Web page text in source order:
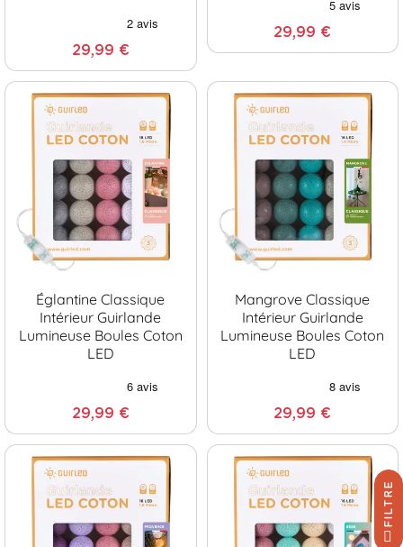
29,99 €
29,99 €
Églantine Classique
Intérieur Guirlande
Lumineuse Boules Coton
LED
29,99 €
Mangrove Classique
Intérieur Guirlande
Lumineuse Boules Coton
LED
29,99 €
FILTRE